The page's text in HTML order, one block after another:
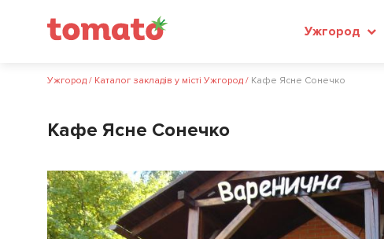
Ужгород
Ужгород / Каталог закладів у місті Ужгород / Кафе Ясне Сонечко
Кафе Ясне Сонечко